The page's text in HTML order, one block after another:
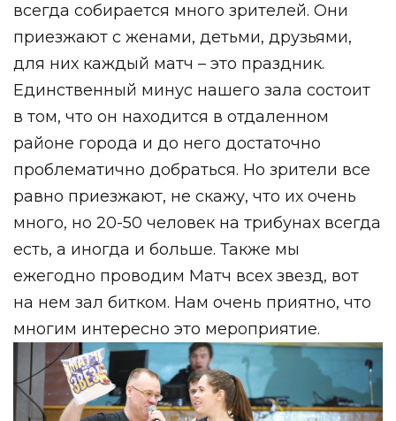
всегда собирается много зрителей. Они
приезжают с женами, детьми, друзьями,
для них каждый матч – это праздник.
Единственный минус нашего зала состоит
в том, что он находится в отдаленном
районе города и до него достаточно
проблематично добраться. Но зрители все
равно приезжают, не скажу, что их очень
много, но 20-50 человек на трибунах всегда
есть, а иногда и больше. Также мы
ежегодно проводим Матч всех звезд, вот
на нем зал битком. Нам очень приятно, что
многим интересно это мероприятие.